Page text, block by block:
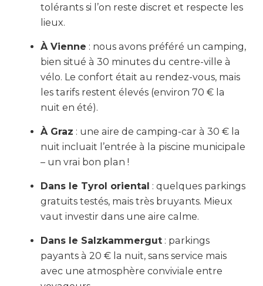
tolérants si l’on reste discret et respecte les
lieux.
À Vienne : nous avons préféré un camping,
bien situé à 30 minutes du centre-ville à
vélo. Le confort était au rendez-vous, mais
les tarifs restent élevés (environ 70 € la
nuit en été).
À Graz : une aire de camping-car à 30 € la
nuit incluait l’entrée à la piscine municipale
– un vrai bon plan !
Dans le Tyrol oriental : quelques parkings
gratuits testés, mais très bruyants. Mieux
vaut investir dans une aire calme.
Dans le Salzkammergut : parkings
payants à 20 € la nuit, sans service mais
avec une atmosphère conviviale entre